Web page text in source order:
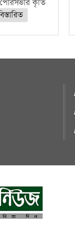
পৌরসভার কৃতি